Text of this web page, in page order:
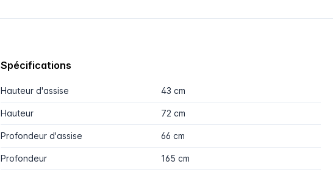
Spécifications
Hauteur d'assise 43 cm
Hauteur 72 cm
Profondeur d'assise 66 cm
Profondeur 165 cm